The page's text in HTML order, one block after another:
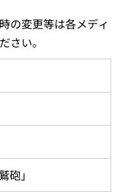
の変更等は各メディ
さい。
砲」